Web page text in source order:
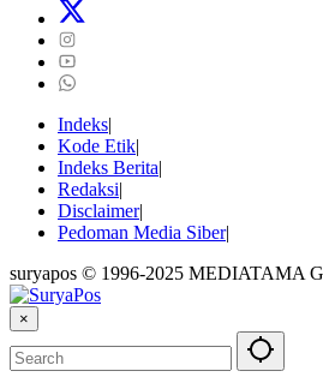
Indeks
Kode Etik
Indeks Berita
Redaksi
Disclaimer
Pedoman Media Siber
suryapos © 1996-2025 MEDIATAMA
×